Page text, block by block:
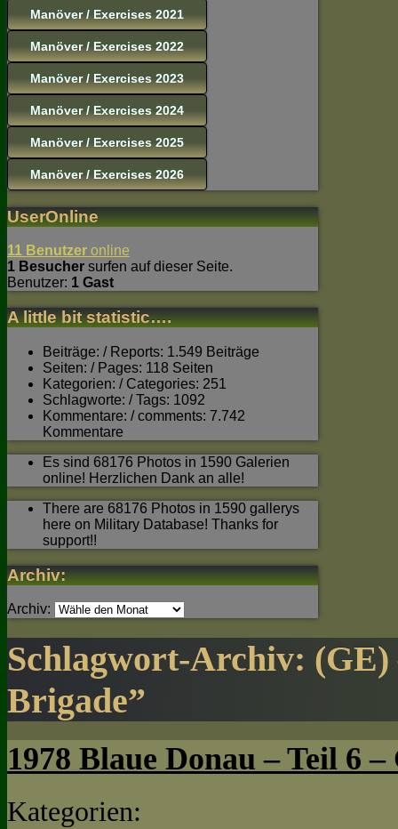
Manöver / Exercises 2021
Manöver / Exercises 2022
Manöver / Exercises 2023
Manöver / Exercises 2024
Manöver / Exercises 2025
Manöver / Exercises 2026
UserOnline
11 Benutzer online
1 Besucher surfen auf dieser Seite.
Benutzer: 1 Gast
A little bit statistic….
Beiträge: / Reports: 1.549 Beiträge
Seiten: / Pages: 118 Seiten
Kategorien: / Categories: 251
Schlagworte: / Tags: 1092
Kommentare: / comments: 7.742
Kommentare
Es sind 68176 Photos in 1590 Galerien
online! Herzlichen Dank an alle!
There are 68176 Photos in 1590 gallerys
here on Military Database! Thanks for
support!!
Archiv:
Archiv:
Schlagwort-Archiv: (GE)
Brigade”
1978 Blaue Donau – Teil 6
Kategorien: